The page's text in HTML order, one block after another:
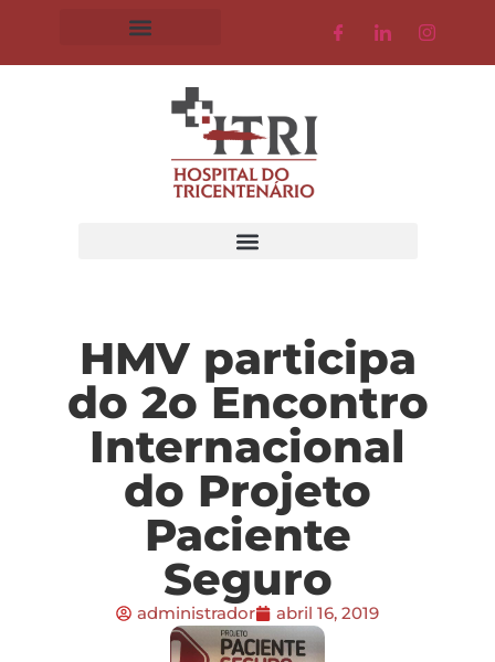
HMV participa
do 2o Encontro
Internacional
do Projeto
Paciente
Seguro
administrador abril 16, 2019